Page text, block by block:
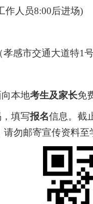
作人员8:00后进场)
感市交通大道特1号
本地考生及家长免
填写报名信息。截
勿邮寄宣传资料